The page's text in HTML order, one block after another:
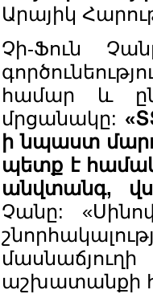
Արայիկ
Չի-Ֆուն
համար և
մրցանակը:
ի նպաստ
պետք է
անվտանգ,
Չանը:
աշխատանքի